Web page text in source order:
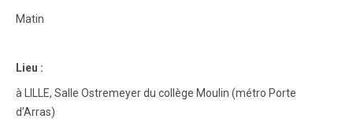
Matin
Lieu :
à LILLE, Salle Ostremeyer du collège Moulin (métro Porte
d’Arras)